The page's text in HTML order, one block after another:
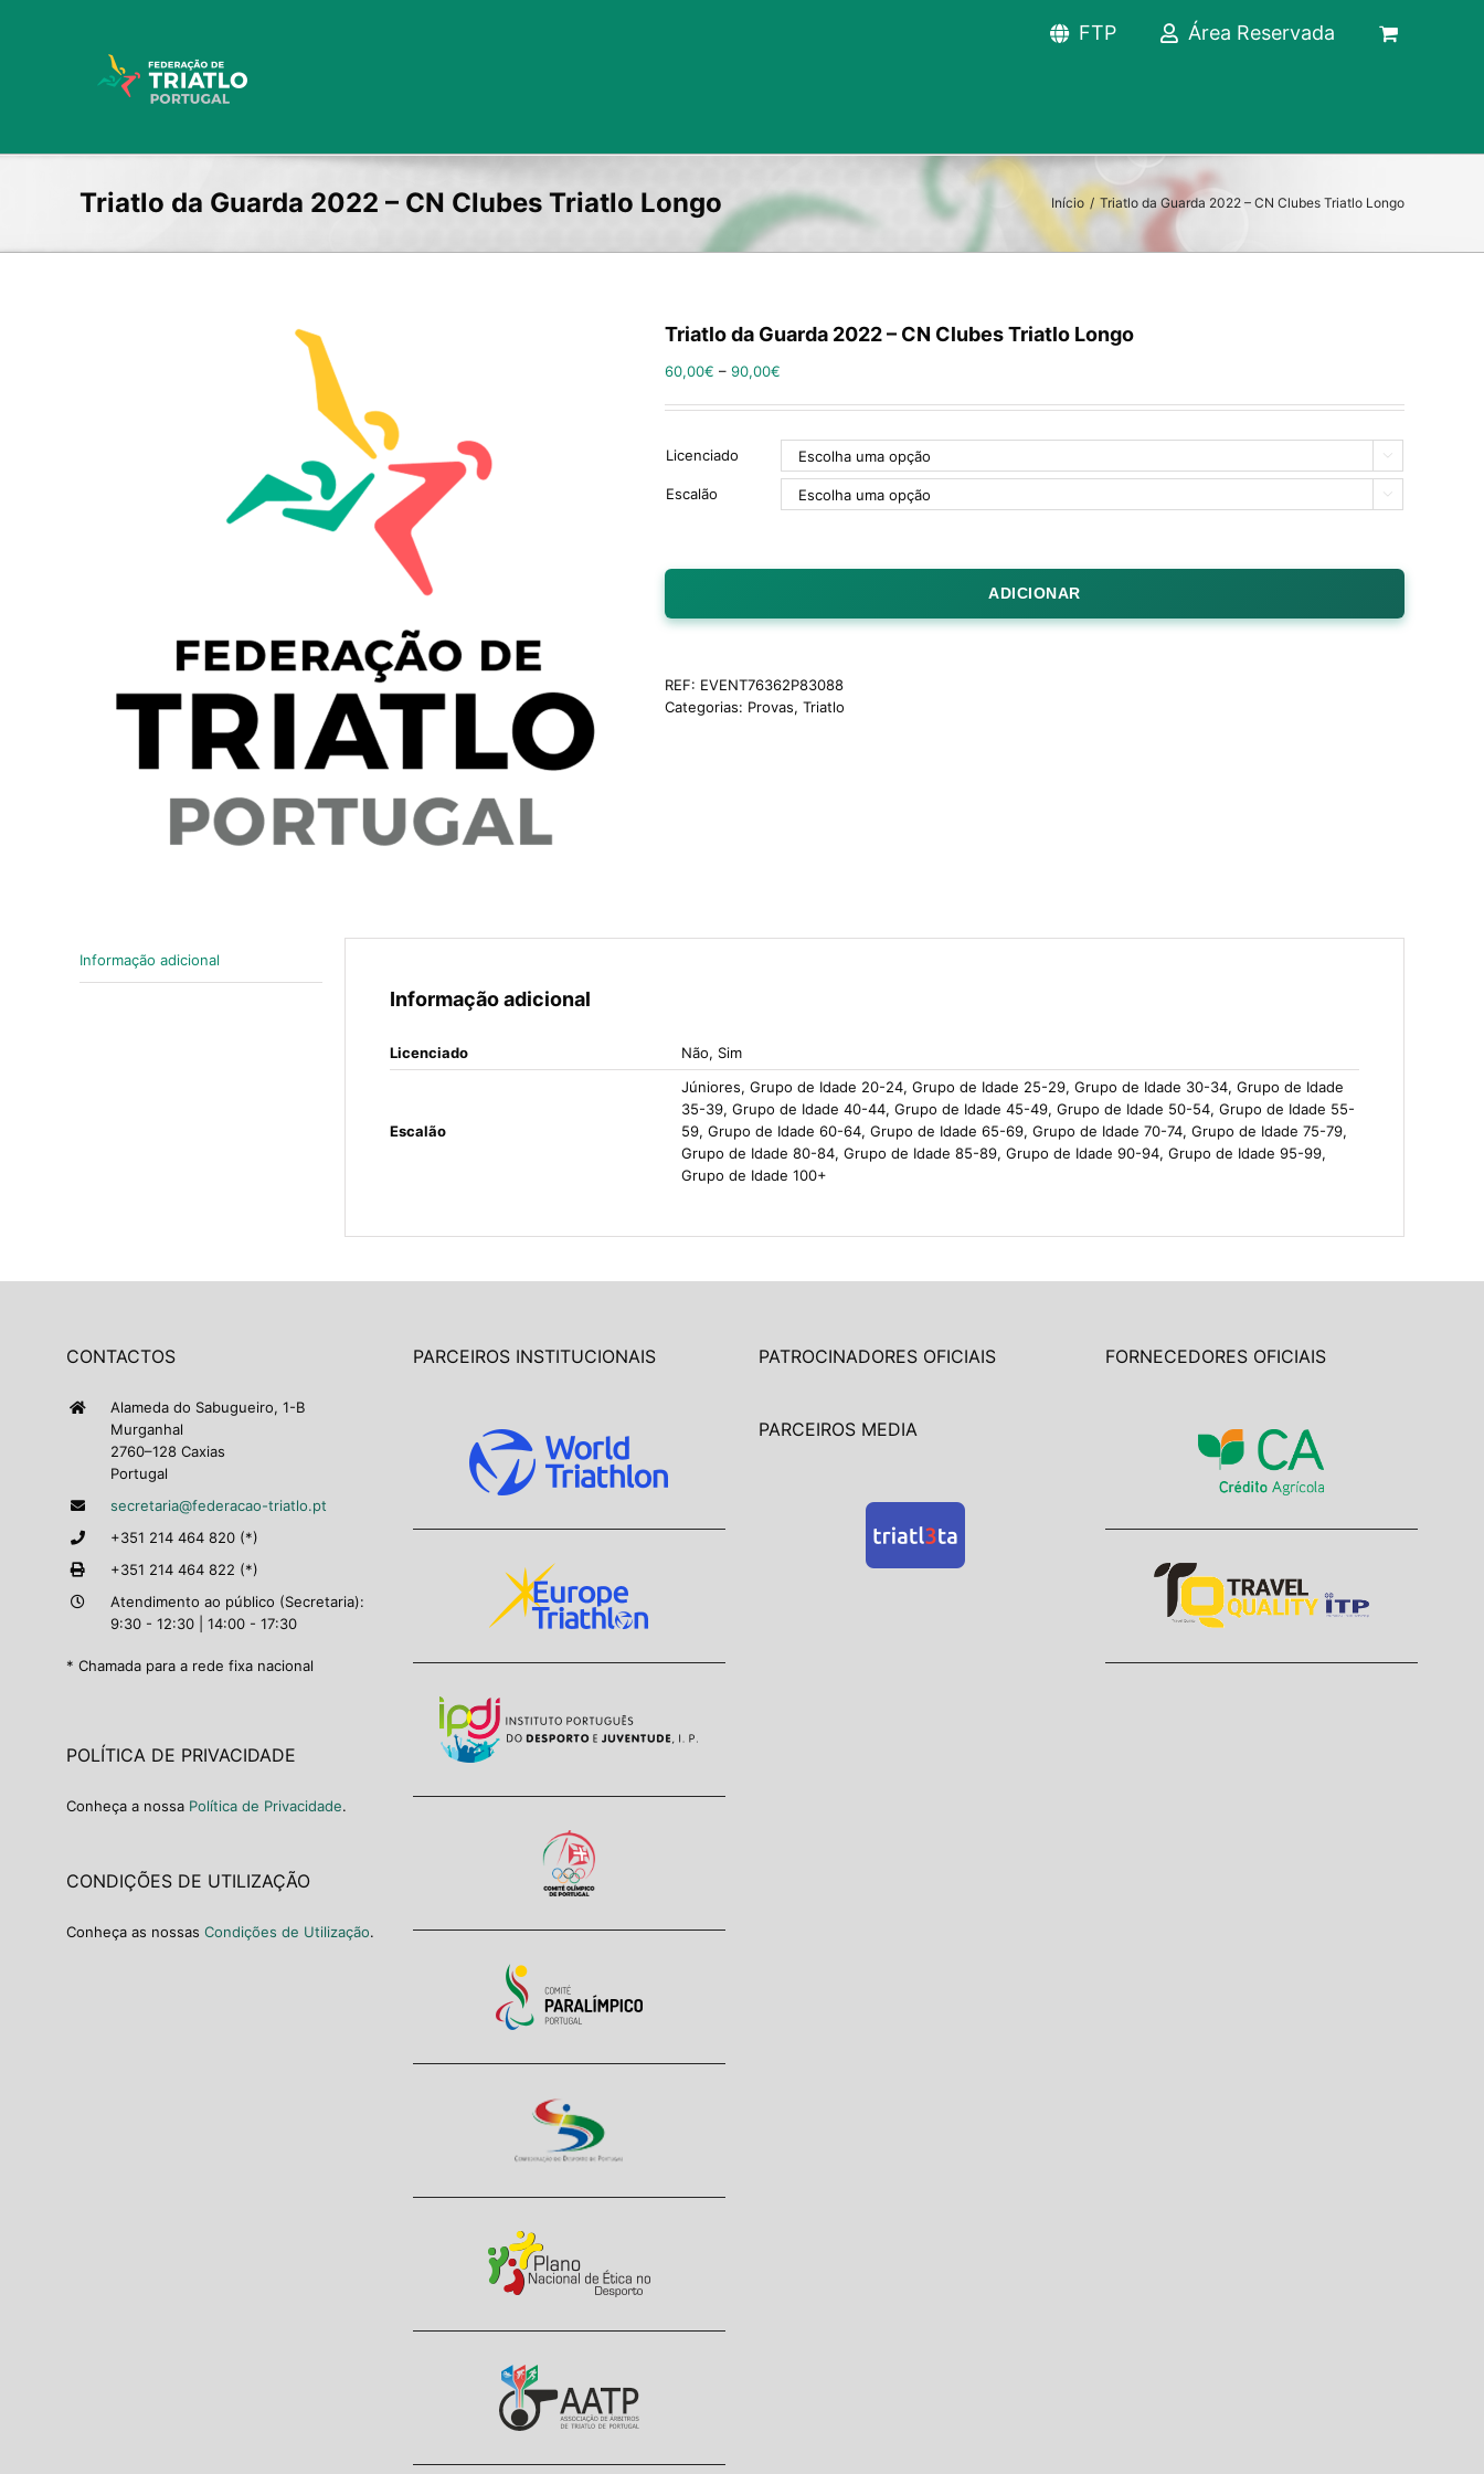
FTP Área Reservada
Triatlo da Guarda 2022 – CN Clubes Triatlo Longo Início / Triatlo da Guarda 2022 – CN Clubes Triatlo Longo
Triatlo da Guarda 2022 – CN Clubes Triatlo Longo
60,00€ – 90,00€
Licenciado 
Escalão 
ADICIONAR
REF: EVENT76362P83088
Categorias: Provas, Triatlo
Informação adicional
Informação adicional
Licenciado Não, Sim
Escalão
Júniores, Grupo de Idade 20-24, Grupo de Idade 25-29, Grupo de Idade 30-34, Grupo de Idade
35-39, Grupo de Idade 40-44, Grupo de Idade 45-49, Grupo de Idade 50-54, Grupo de Idade 55-
59, Grupo de Idade 60-64, Grupo de Idade 65-69, Grupo de Idade 70-74, Grupo de Idade 75-79,
Grupo de Idade 80-84, Grupo de Idade 85-89, Grupo de Idade 90-94, Grupo de Idade 95-99,
Grupo de Idade 100+
CONTACTOS
Alameda do Sabugueiro, 1-B
Murganhal
2760–128 Caxias
Portugal
secretaria@federacao-triatlo.pt
+351 214 464 820 (*)
+351 214 464 822 (*)
Atendimento ao público (Secretaria):
9:30 - 12:30 | 14:00 - 17:30
* Chamada para a rede fixa nacional
POLÍTICA DE PRIVACIDADE
Conheça a nossa Política de Privacidade.
CONDIÇÕES DE UTILIZAÇÃO
Conheça as nossas Condições de Utilização.
PARCEIROS INSTITUCIONAIS PATROCINADORES OFICIAIS
PARCEIROS MEDIA
FORNECEDORES OFICIAIS